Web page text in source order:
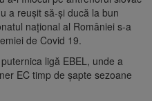
a reuşit să-şi ducă la bun
naţional al României s-a
de Covid 19.
ligă EBEL, unde a
EC timp de şapte sezoane